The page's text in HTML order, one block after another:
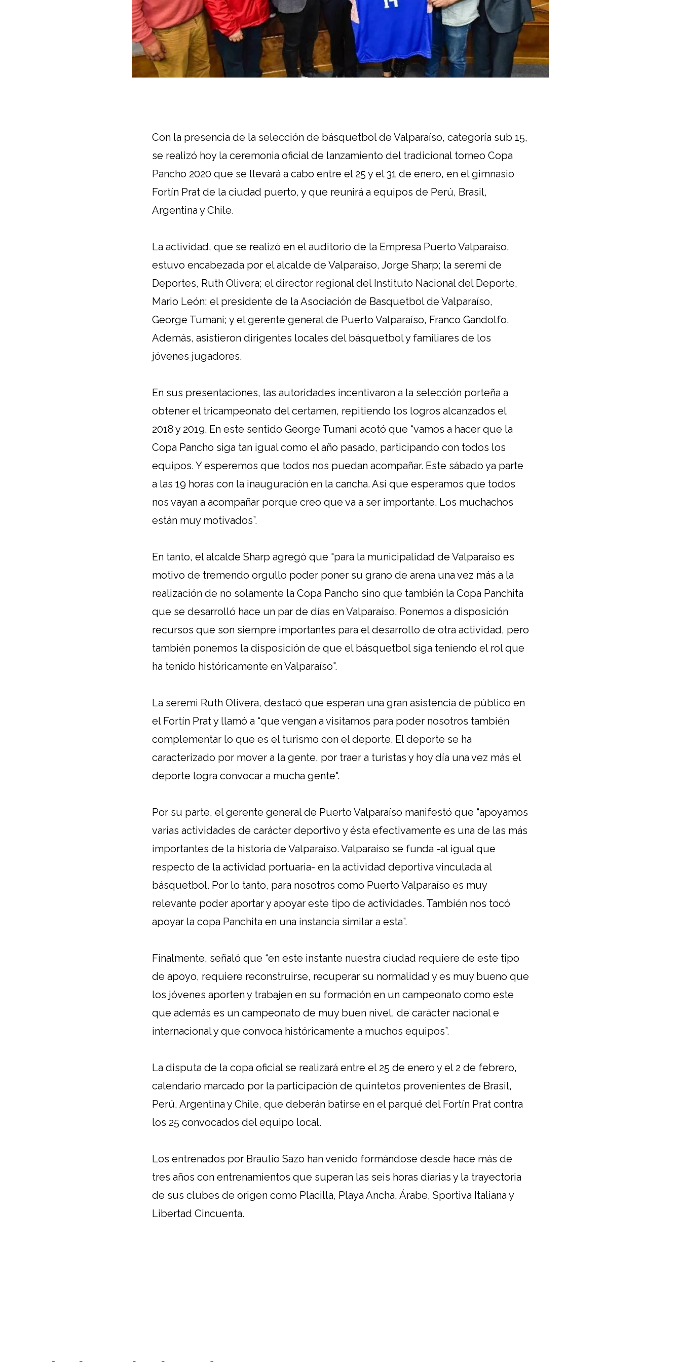
Con la presencia de la selección de básquetbol de Valparaíso, categoría sub 15,
se realizó hoy la ceremonia oficial de lanzamiento del tradicional torneo Copa
Pancho 2020 que se llevará a cabo entre el 25 y el 31 de enero, en el gimnasio
Fortín Prat de la ciudad puerto, y que reunirá a equipos de Perú, Brasil,
Argentina y Chile.
La actividad, que se realizó en el auditorio de la Empresa Puerto Valparaíso,
estuvo encabezada por el alcalde de Valparaíso, Jorge Sharp; la seremi de
Deportes, Ruth Olivera; el director regional del Instituto Nacional del Deporte,
Mario León; el presidente de la Asociación de Basquetbol de Valparaíso,
George Tumani; y el gerente general de Puerto Valparaíso, Franco Gandolfo.
Además, asistieron dirigentes locales del básquetbol y familiares de los
jóvenes jugadores.
En sus presentaciones, las autoridades incentivaron a la selección porteña a
obtener el tricampeonato del certamen, repitiendo los logros alcanzados el
2018 y 2019. En este sentido George Tumani acotó que “vamos a hacer que la
Copa Pancho siga tan igual como el año pasado, participando con todos los
equipos. Y esperemos que todos nos puedan acompañar. Este sábado ya parte
a las 19 horas con la inauguración en la cancha. Así que esperamos que todos
nos vayan a acompañar porque creo que va a ser importante. Los muchachos
están muy motivados”.
En tanto, el alcalde Sharp agregó que "para la municipalidad de Valparaíso es
motivo de tremendo orgullo poder poner su grano de arena una vez más a la
realización de no solamente la Copa Pancho sino que también la Copa Panchita
que se desarrolló hace un par de días en Valparaíso. Ponemos a disposición
recursos que son siempre importantes para el desarrollo de otra actividad, pero
también ponemos la disposición de que el básquetbol siga teniendo el rol que
ha tenido históricamente en Valparaíso".
La seremi Ruth Olivera, destacó que esperan una gran asistencia de público en
el Fortín Prat y llamó a “que vengan a visitarnos para poder nosotros también
complementar lo que es el turismo con el deporte. El deporte se ha
caracterizado por mover a la gente, por traer a turistas y hoy día una vez más el
deporte logra convocar a mucha gente".
Por su parte, el gerente general de Puerto Valparaíso manifestó que “apoyamos
varias actividades de carácter deportivo y ésta efectivamente es una de las más
importantes de la historia de Valparaíso. Valparaíso se funda -al igual que
respecto de la actividad portuaria- en la actividad deportiva vinculada al
básquetbol. Por lo tanto, para nosotros como Puerto Valparaíso es muy
relevante poder aportar y apoyar este tipo de actividades. También nos tocó
apoyar la copa Panchita en una instancia similar a esta”.
Finalmente, señaló que “en este instante nuestra ciudad requiere de este tipo
de apoyo, requiere reconstruirse, recuperar su normalidad y es muy bueno que
los jóvenes aporten y trabajen en su formación en un campeonato como este
que además es un campeonato de muy buen nivel, de carácter nacional e
internacional y que convoca históricamente a muchos equipos”.
La disputa de la copa oficial se realizará entre el 25 de enero y el 2 de febrero,
calendario marcado por la participación de quintetos provenientes de Brasil,
Perú, Argentina y Chile, que deberán batirse en el parqué del Fortín Prat contra
los 25 convocados del equipo local.
Los entrenados por Braulio Sazo han venido formándose desde hace más de
tres años con entrenamientos que superan las seis horas diarias y la trayectoria
de sus clubes de origen como Placilla, Playa Ancha, Árabe, Sportiva Italiana y
Libertad Cincuenta.